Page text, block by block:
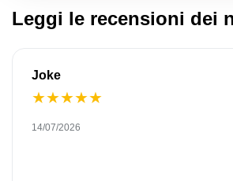
Leggi le recensioni dei
Joke
★★★★★
14/07/2026